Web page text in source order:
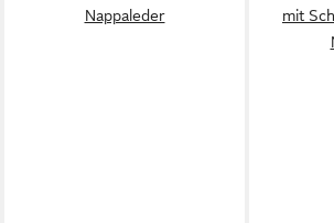
Nappaleder
mit